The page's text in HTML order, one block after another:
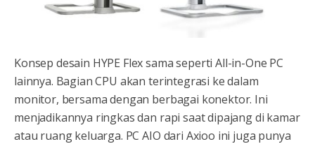
Konsep desain HYPE Flex sama seperti All-in-One PC
lainnya. Bagian CPU akan terintegrasi ke dalam
monitor, bersama dengan berbagai konektor. Ini
menjadikannya ringkas dan rapi saat dipajang di kamar
atau ruang keluarga. PC AIO dari Axioo ini juga punya